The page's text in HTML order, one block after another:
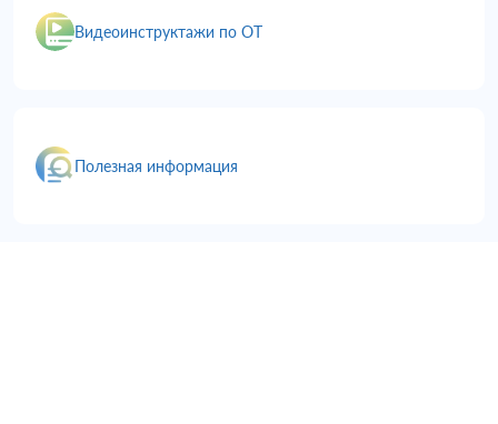
Видеоинструктажи по ОТ
Полезная информация